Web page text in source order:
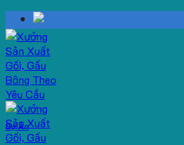
Skip
to
content
Dự Án